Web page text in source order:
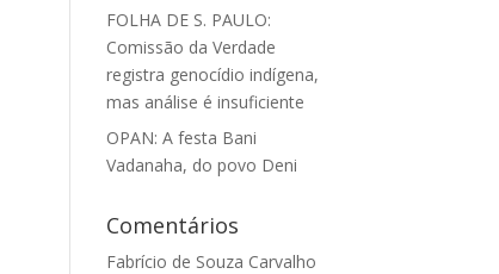
FOLHA DE S. PAULO:
Comissão da Verdade
registra genocídio indígena,
mas análise é insuficiente
OPAN: A festa Bani
Vadanaha, do povo Deni
Comentários
Fabrício de Souza Carvalho